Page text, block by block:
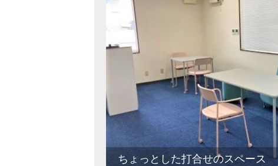
ちょっとした打合せのスペース